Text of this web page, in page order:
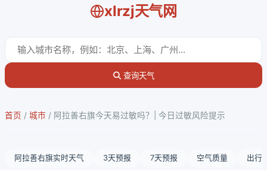
xlrzj天气网
查询天气
首页 / 城市 / 阿拉善右旗今天易过敏吗？| 今日过敏风险提示
阿拉善右旗实时天气 3天预报 7天预报 空气质量 出行